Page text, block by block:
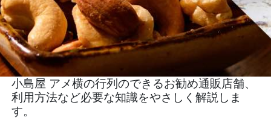
小島屋 アメ横の行列のできるお勧め通販店舗、
利用方法など必要な知識をやさしく解説しま
す。